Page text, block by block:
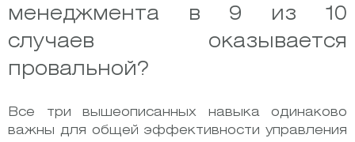
менеджмента в 9 из 10
случаев оказывается
провальной?
Все три вышеописанных навыка одинаково
важны для общей эффективности управления